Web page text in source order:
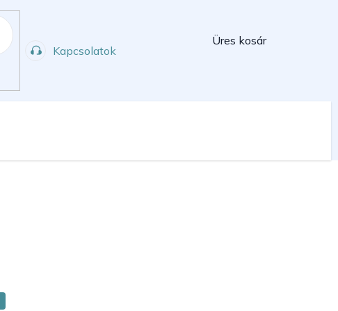
Kapcsolatok
Kosár
Üres kosár